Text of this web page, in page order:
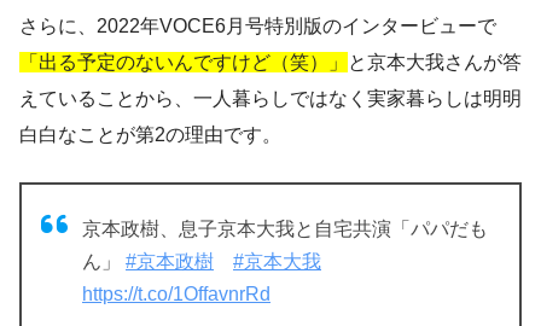
さらに、2022年VOCE6月号特別版のインタービューで
「出る予定のないんですけど（笑）」
と京本大我さんが答
えていることから、一人暮らしではなく実家暮らしは明明
白白なことが第2の理由です。
京本政樹、息子京本大我と自宅共演「パパだも
ん」 #京本政樹
#京本大我
https://t.co/1OffavnrRd